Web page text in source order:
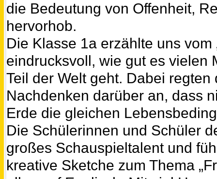
die Bedeutung von Offenheit,
hervorhob.
Die Klasse 1a erzählte uns vom
eindrucksvoll, wie gut es vielen
Teil der Welt geht. Dabei
Nachdenken darüber an, dass
Erde die gleichen
Die Schülerinnen und Schüler
großes Schauspieltalent und
kreative Sketche zum Thema